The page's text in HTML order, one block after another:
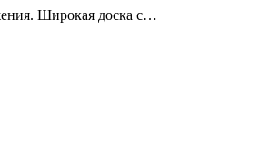
Широкая доска с…